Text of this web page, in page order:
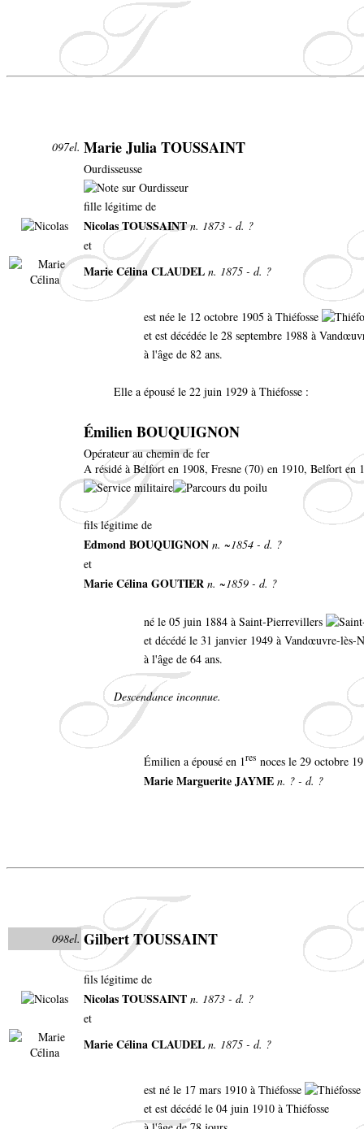
097el. Marie Julia TOUSSAINT
Ourdisseusse
fille légitime de
Nicolas TOUSSAINTn. 1873 - d. ?
et
Marie Célina CLAUDEL n. 1875 - d. ?
est née le 12 octobre 1905 à Thiéfosse
et est décédée le 28 septembre 1988 à
à l'âge de 82 ans.
Elle a épousé le 22 juin 1929 à Thiéfosse :
Émilien BOUQUIGNON
Opérateur au chemin de fer
A résidé à Belfort en 1908, Fresne (70) en 1910, Belfort en
fils légitime de
Edmond BOUQUIGNON n. ~1854 - d. ?
et
Marie Célina GOUTIER n. ~1859 - d. ?
né le 05 juin 1884 à Saint-Pierrevillers
et décédé le 31 janvier 1949 à Vandœuvre-lès-
à l'âge de 64 ans.
Descendance inconnue.
Émilien a épousé en 1res noces le 29 octobre
Marie Marguerite JAYME n. ? - d. ?
098el. Gilbert TOUSSAINT
fils légitime de
Nicolas TOUSSAINT n. 1873 - d. ?
et
Marie Célina CLAUDEL n. 1875 - d. ?
est né le 17 mars 1910 à Thiéfosse
et est décédé le 04 juin 1910 à Thiéfosse